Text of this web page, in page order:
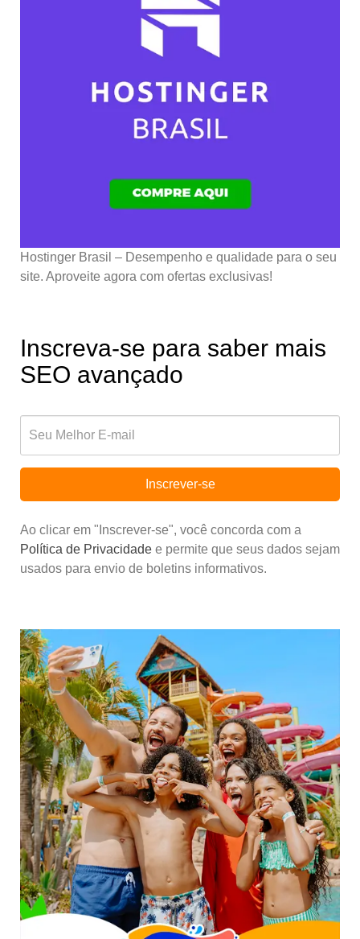
Hostinger Brasil – Desempenho e qualidade para o seu
site. Aproveite agora com ofertas exclusivas!
Inscreva-se para saber mais
SEO avançado
Inscrever-se
Ao clicar em "Inscrever-se", você concorda com a
Política de Privacidade e permite que seus dados sejam
usados para envio de boletins informativos.